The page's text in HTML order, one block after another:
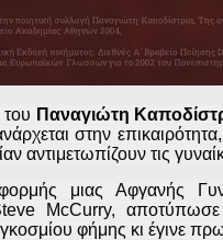
Παναγιώτη
στην
αντιμετωπίζουν τις
μιας Αφγανής
McCurry, αποτύπωσε
φήμης κι έγινε